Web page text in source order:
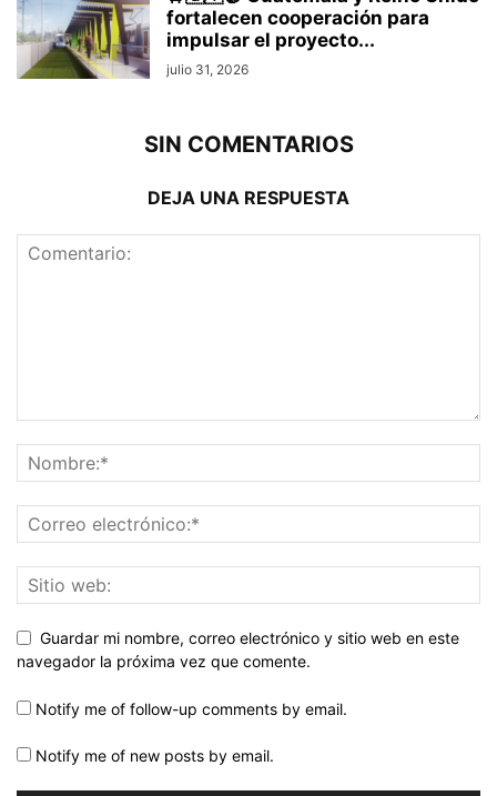
fortalecen cooperación para
impulsar el proyecto...
julio 31, 2026
SIN COMENTARIOS
DEJA UNA RESPUESTA
Guardar mi nombre, correo electrónico y sitio web en este
navegador la próxima vez que comente.
Notify me of follow-up comments by email.
Notify me of new posts by email.